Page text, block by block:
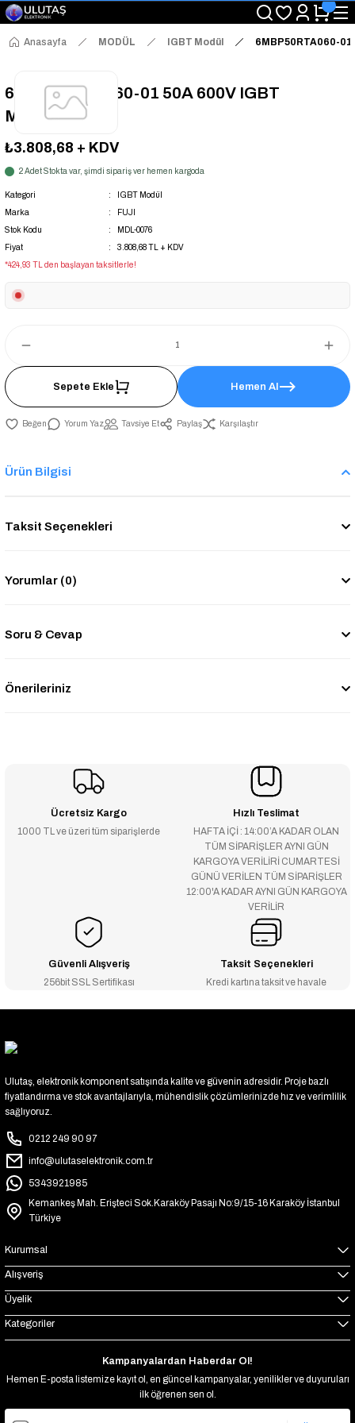
"Saat 14:00'a Kadar Verilen Siparişlerde Aynı Gün Kargo Avantajı!
"Binlerce Ürün Çeşitliliği ile Stoktan Hemen Teslim."
"Toptan Fiyatına Perakende Satış Avantajını Kaçırmayın!"
Anasayfa MODÜL IGBT Modül 6MBP50RTA060-01
6MBP50RTA060-01 50A 600V IGBT
MODULE
₺3.808,68 + KDV
2 Adet Stokta var, şimdi sipariş ver hemen kargoda
Kategori
IGBT Modül
Marka
FUJI
Stok Kodu
MDL-0076
Fiyat
3.808,68 TL + KDV
*424,93 TL den başlayan taksitlerle!
Sepete Ekle Hemen Al
Yorum Yaz Tavsiye Et Paylaş Karşılaştır
Ürün Bilgisi
Taksit Seçenekleri
Yorumlar (0)
Soru & Cevap
Önerileriniz
Ücretsiz Kargo
1000 TL ve üzeri tüm siparişlerde
Hızlı Teslimat
HAFTA İÇİ : 14:00’A KADAR OLAN
TÜM SİPARİŞLER AYNI GÜN
KARGOYA VERİLİRİ CUMARTESİ
GÜNÜ VERİLEN TÜM SİPARİŞLER
12:00'A KADAR AYNI GÜN KARGOYA
VERİLİR
Güvenli Alışveriş
256bit SSL Sertifikası
Taksit Seçenekleri
Kredi kartına taksit ve havale
Ulutaş, elektronik komponent satışında kalite ve güvenin adresidir. Proje bazlı
fiyatlandırma ve stok avantajlarıyla, mühendislik çözümlerinizde hız ve verimlilik
sağlıyoruz.
0212 249 90 97
info@ulutaselektronik.com.tr
5343921985
Kemankeş Mah. Erişteci Sok.Karaköy Pasajı No:9/15-16 Karaköy İstanbul
Türkiye
Kurumsal
Alışveriş
Üyelik
Kategoriler
Kampanyalardan Haberdar Ol!
Hemen E-posta listemize kayıt ol, en güncel kampanyalar, yenilikler ve duyuruları
ilk öğrenen sen ol.